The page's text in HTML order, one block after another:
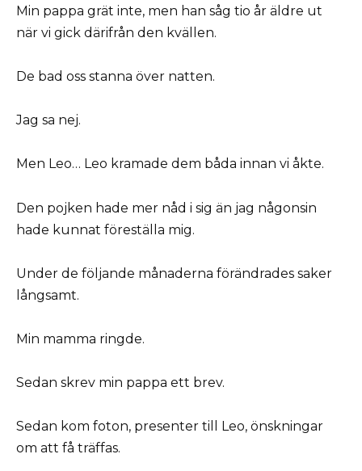
Min pappa grät inte, men han såg tio år äldre ut
när vi gick därifrån den kvällen.
De bad oss stanna över natten.
Jag sa nej.
Men Leo… Leo kramade dem båda innan vi åkte.
Den pojken hade mer nåd i sig än jag någonsin
hade kunnat föreställa mig.
Under de följande månaderna förändrades saker
långsamt.
Min mamma ringde.
Sedan skrev min pappa ett brev.
Sedan kom foton, presenter till Leo, önskningar
om att få träffas.